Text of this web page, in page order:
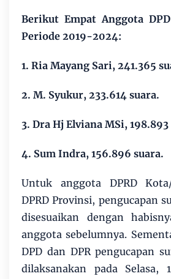
Berikut Empat Anggota
Periode 2019-2024:
1. Ria Mayang Sari, 241.365
2. M. Syukur, 233.614 suara.
3. Dra Hj Elviana MSi, 198.893
4. Sum Indra, 156.896 suara.
Untuk anggota DPRD
DPRD Provinsi, pengucapan
disesuaikan dengan
anggota sebelumnya.
DPD dan DPR pengucapan
dilaksanakan pada Selasa,